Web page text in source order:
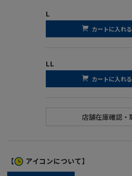
L
カートに入れる
LL
カートに入れる
【 アイコンについて】